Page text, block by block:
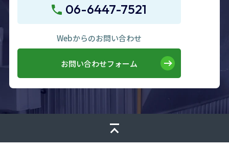
06-6447-7521
Webからのお問い合わせ
お問い合わせフォーム